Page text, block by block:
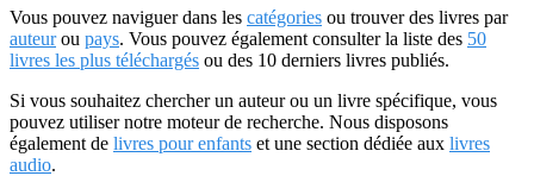
Vous pouvez naviguer dans les catégories ou trouver des livres par
auteurou pays. Vous pouvez également consulter la liste des 50
livres les plus téléchargés ou des 10 derniers livres publiés.
Si vous souhaitez chercher un auteur ou un livre spécifique, vous
pouvez utiliser notre moteur de recherche. Nous disposons
également de livres pour enfants et une section dédiée aux livres
audio.